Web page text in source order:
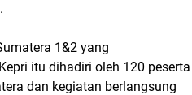
1&2 yang
itu dihadiri oleh 120 peserta
dan kegiatan berlangsung